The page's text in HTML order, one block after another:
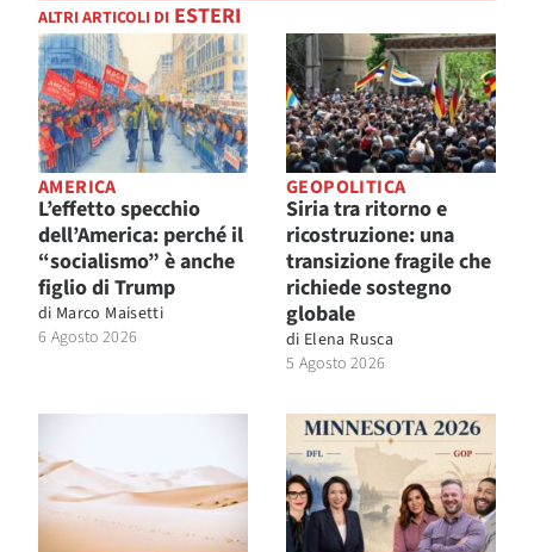
ALTRI ARTICOLI DI ESTERI
AMERICA
L’effetto specchio
dell’America: perché il
“socialismo” è anche
figlio di Trump
di Marco Maisetti
6 Agosto 2026
GEOPOLITICA
Siria tra ritorno e
ricostruzione: una
transizione fragile che
richiede sostegno
globale
di Elena Rusca
5 Agosto 2026